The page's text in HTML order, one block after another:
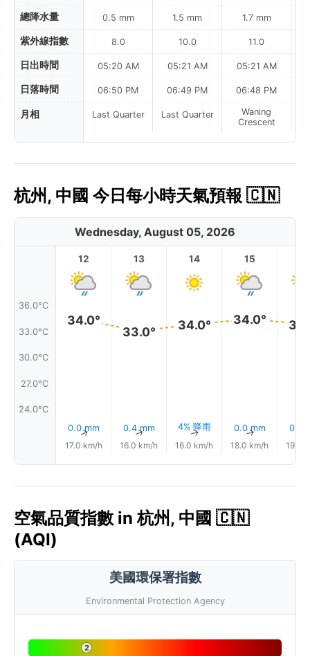
總降水量
紫外線指數
日出時間
日落時間
月相
0.5 mm
8.0
05:20 AM
06:50 PM
Last Quarter
1.5 mm
10.0
05:21 AM
06:49 PM
Last Quarter
1.7 mm
11.0
05:21 AM
06:48 PM
Waning
Crescent
杭州, 中國 今日每小時天氣預報 🇨🇳
Wednesday, August 05, 2026
36.0°C
33.0°C
30.0°C
27.0°C
24.0°C
12
34.0°
0.0 mm
↑
17.0 km/h
13
33.0°
0.4 mm
↑
16.0 km/h
14
34.0°
4% 降雨
↑
16.0 km/h
15
34.0°
0.0 mm
↑
18.0 km/h
0.0
19.0
空氣品質指數 in 杭州, 中國 🇨🇳
(AQI)
美國環保署指數
Environmental Protection Agency
2